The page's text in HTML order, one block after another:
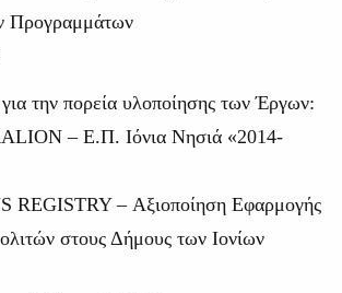
Προγραμμάτων
την πορεία υλοποίησης των Έργων:
– Ε.Π. Ιόνια Νησιά «2014-
REGISTRY – Αξιοποίηση Εφαρμογής
στους Δήμους των Ιονίων